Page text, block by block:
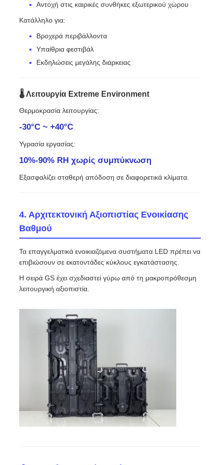
Αντοχή στις καιρικές συνθήκες εξωτερικού χώρου
Κατάλληλο για:
Βροχερά περιβάλλοντα
Υπαίθρια φεστιβάλ
Εκδηλώσεις μεγάλης διάρκειας
🌡 Λειτουργία Extreme Environment
Θερμοκρασία λειτουργίας:
-30°C ~ +40°C
Υγρασία εργασίας:
10%-90% RH χωρίς συμπύκνωση
Εξασφαλίζει σταθερή απόδοση σε διαφορετικά κλίματα.
4. Αρχιτεκτονική Αξιοπιστίας Ενοικίασης
Βαθμού
Τα επαγγελματικά ενοικιαζόμενα συστήματα LED πρέπει να
επιβιώσουν σε εκατοντάδες κύκλους εγκατάστασης.
Η σειρά GS έχει σχεδιαστεί γύρω από τη μακροπρόθεσμη
λειτουργική αξιοπιστία.